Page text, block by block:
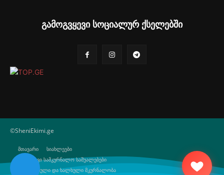
გამოგვყევი სოციალურ ქსელებში
©SheniEkimi.ge
მთავარი
სიახლეები
ბუნებრივი სამკურნალო საშუალებები
ტრადიციული და ხალხული მკურნალობა